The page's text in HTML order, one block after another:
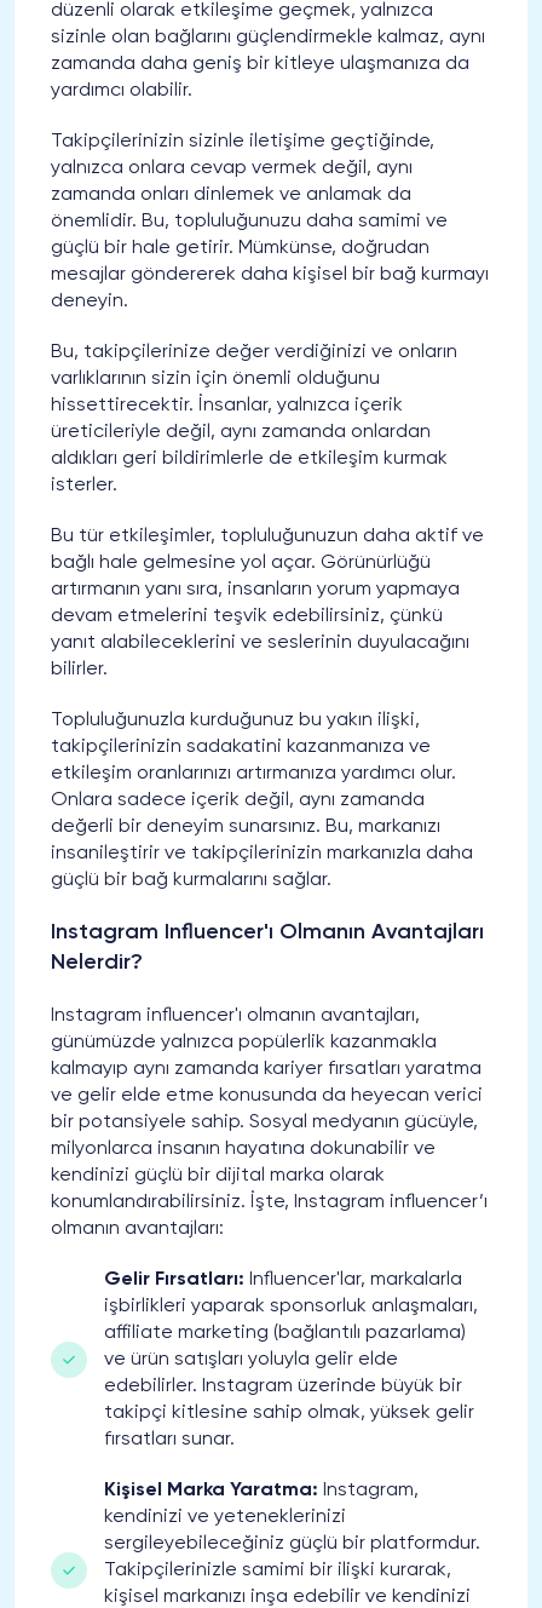
düzenli olarak etkileşime geçmek, yalnızca
sizinle olan bağlarını güçlendirmekle kalmaz, aynı
zamanda daha geniş bir kitleye ulaşmanıza da
yardımcı olabilir.
Takipçilerinizin sizinle iletişime geçtiğinde,
yalnızca onlara cevap vermek değil, aynı
zamanda onları dinlemek ve anlamak da
önemlidir. Bu, topluluğunuzu daha samimi ve
güçlü bir hale getirir. Mümkünse, doğrudan
mesajlar göndererek daha kişisel bir bağ kurmayı
deneyin.
Bu, takipçilerinize değer verdiğinizi ve onların
varlıklarının sizin için önemli olduğunu
hissettirecektir. İnsanlar, yalnızca içerik
üreticileriyle değil, aynı zamanda onlardan
aldıkları geri bildirimlerle de etkileşim kurmak
isterler.
Bu tür etkileşimler, topluluğunuzun daha aktif ve
bağlı hale gelmesine yol açar. Görünürlüğü
artırmanın yanı sıra, insanların yorum yapmaya
devam etmelerini teşvik edebilirsiniz, çünkü
yanıt alabileceklerini ve seslerinin duyulacağını
bilirler.
Topluluğunuzla kurduğunuz bu yakın ilişki,
takipçilerinizin sadakatini kazanmanıza ve
etkileşim oranlarınızı artırmanıza yardımcı olur.
Onlara sadece içerik değil, aynı zamanda
değerli bir deneyim sunarsınız. Bu, markanızı
insanileştirir ve takipçilerinizin markanızla daha
güçlü bir bağ kurmalarını sağlar.
Instagram Influencer'ı Olmanın Avantajları
Nelerdir?
Instagram influencer'ı olmanın avantajları,
günümüzde yalnızca popülerlik kazanmakla
kalmayıp aynı zamanda kariyer fırsatları yaratma
ve gelir elde etme konusunda da heyecan verici
bir potansiyele sahip. Sosyal medyanın gücüyle,
milyonlarca insanın hayatına dokunabilir ve
kendinizi güçlü bir dijital marka olarak
konumlandırabilirsiniz. İşte, Instagram influencer’ı
olmanın avantajları:
Gelir Fırsatları: Influencer'lar, markalarla
işbirlikleri yaparak sponsorluk anlaşmaları,
affiliate marketing (bağlantılı pazarlama)
ve ürün satışları yoluyla gelir elde
edebilirler. Instagram üzerinde büyük bir
takipçi kitlesine sahip olmak, yüksek gelir
fırsatları sunar.
Kişisel Marka Yaratma: Instagram,
kendinizi ve yeteneklerinizi
sergileyebileceğiniz güçlü bir platformdur.
Takipçilerinizle samimi bir ilişki kurarak,
kişisel markanızı inşa edebilir ve kendinizi